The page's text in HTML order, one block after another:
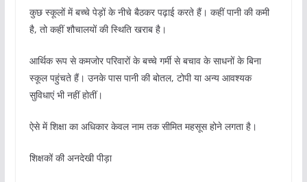
कुछ स्कूलों में बच्चे पेड़ों के नीचे बैठकर पढ़ाई करते हैं। कहीं पानी की कमी
है, तो कहीं शौचालयों की स्थिति खराब है।
आर्थिक रूप से कमजोर परिवारों के बच्चे गर्मी से बचाव के साधनों के बिना
स्कूल पहुंचते हैं। उनके पास पानी की बोतल, टोपी या अन्य आवश्यक
सुविधाएं भी नहीं होतीं।
ऐसे में शिक्षा का अधिकार केवल नाम तक सीमित महसूस होने लगता है।
शिक्षकों की अनदेखी पीड़ा